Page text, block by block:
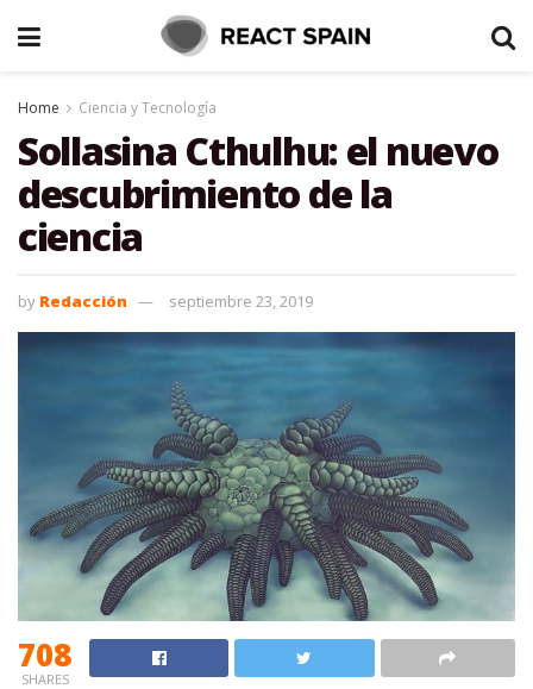
Home Ciencia y Tecnología
Sollasina Cthulhu: el nuevo
descubrimiento de la
ciencia
by Redacción septiembre 23, 2019
708
SHARES